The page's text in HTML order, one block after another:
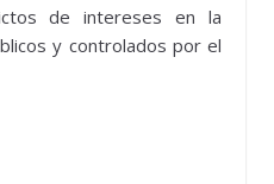
de intereses en la
y controlados por el